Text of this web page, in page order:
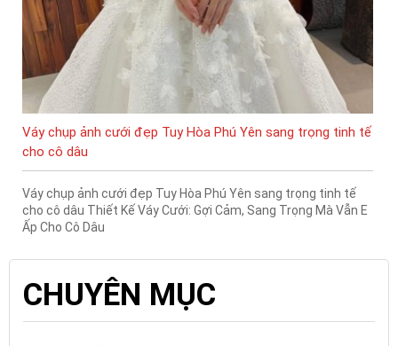
Váy chụp ảnh cưới đẹp Tuy Hòa Phú Yên sang trọng tinh tế
cho cô dâu
Váy chụp ảnh cưới đẹp Tuy Hòa Phú Yên sang trọng tinh tế
cho cô dâu Thiết Kế Váy Cưới: Gợi Cảm, Sang Trọng Mà Vẫn E
Ấp Cho Cô Dâu
CHUYÊN MỤC